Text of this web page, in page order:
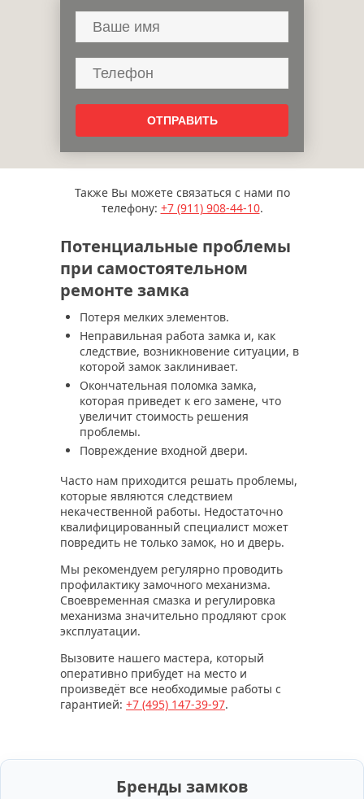
Также Вы можете связаться с нами по
телефону: +7 (911)908-44-10.
Потенциальные проблемы
при самостоятельном
ремонте замка
Потеря мелких элементов.
Неправильная работа замка и, как
следствие, возникновение ситуации, в
которой замок заклинивает.
Окончательная поломка замка,
которая приведет к его замене, что
увеличит стоимость решения
проблемы.
Повреждение входной двери.
Часто нам приходится решать проблемы,
которые являются следствием
некачественной работы. Недостаточно
квалифицированный специалист может
повредить не только замок, но и дверь.
Мы рекомендуем регулярно проводить
профилактику замочного механизма.
Своевременная смазка и регулировка
механизма значительно продляют срок
эксплуатации.
Вызовите нашего мастера, который
оперативно прибудет на место и
произведёт все необходимые работы с
гарантией: +7 (495) 147-39-97.
Бренды замков